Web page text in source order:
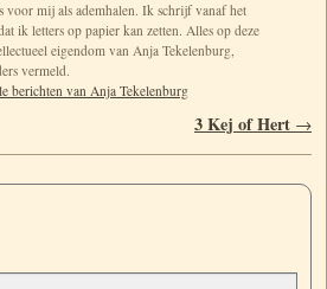
voor mij als ademhalen. Ik schrijf vanaf het
ik letters op papier kan zetten. Alles op deze
eigendom van Anja Tekelenburg,
vermeld.
berichten van Anja Tekelenburg
3 Kej of Hert →